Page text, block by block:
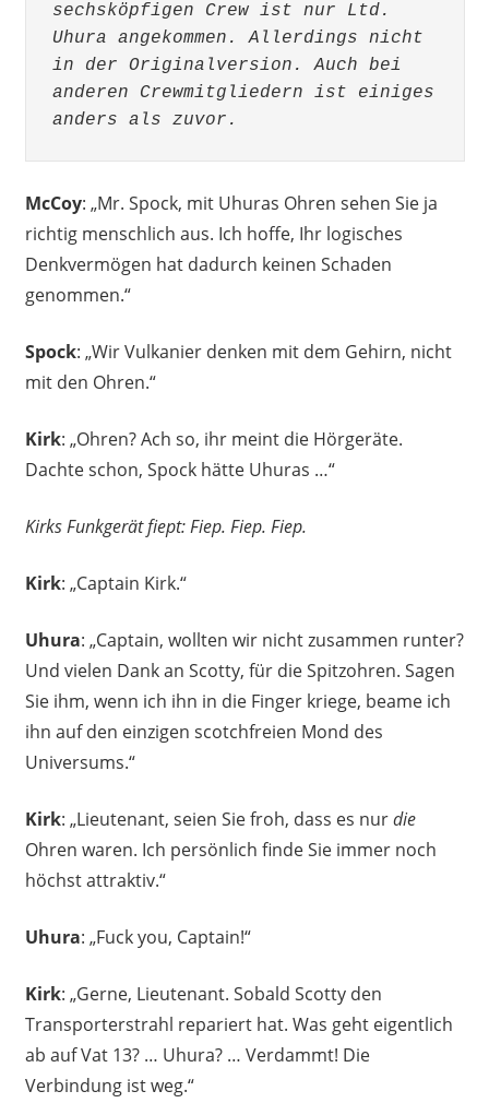
sechsköpfigen Crew ist nur Ltd.
Uhura angekommen. Allerdings nicht
in der Originalversion. Auch bei
anderen Crewmitgliedern ist einiges
anders als zuvor.
McCoy: „Mr. Spock, mit Uhuras Ohren sehen Sie ja
richtig menschlich aus. Ich hoffe, Ihr logisches
Denkvermögen hat dadurch keinen Schaden
genommen.“
Spock: „Wir Vulkanier denken mit dem Gehirn, nicht
mit den Ohren.“
Kirk: „Ohren? Ach so, ihr meint die Hörgeräte.
Dachte schon, Spock hätte Uhuras …“
Kirks Funkgerät fiept: Fiep. Fiep. Fiep.
Kirk: „Captain Kirk.“
Uhura: „Captain, wollten wir nicht zusammen runter?
Und vielen Dank an Scotty, für die Spitzohren. Sagen
Sie ihm, wenn ich ihn in die Finger kriege, beame ich
ihn auf den einzigen scotchfreien Mond des
Universums.“
Kirk: „Lieutenant, seien Sie froh, dass es nurdie
Ohren waren. Ich persönlich finde Sie immer noch
höchst attraktiv.“
Uhura: „Fuck you, Captain!“
Kirk: „Gerne, Lieutenant. Sobald Scotty den
Transporterstrahl repariert hat. Was geht eigentlich
ab auf Vat 13? … Uhura? … Verdammt! Die
Verbindung ist weg.“